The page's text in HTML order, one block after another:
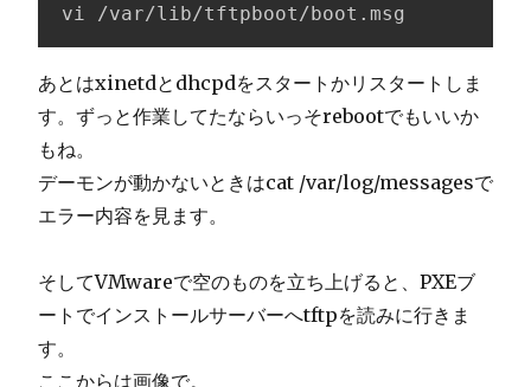
vi /var/lib/tftpboot/boot.msg
あとはxinetdとdhcpdをスタートかリスタートしま
す。ずっと作業してたならいっそrebootでもいいか
もね。
デーモンが動かないときはcat /var/log/messagesで
エラー内容を見ます。
そしてVMwareで空のものを立ち上げると、PXEブ
ートでインストールサーバーへtftpを読みに行きま
す。
ここからは画像で。